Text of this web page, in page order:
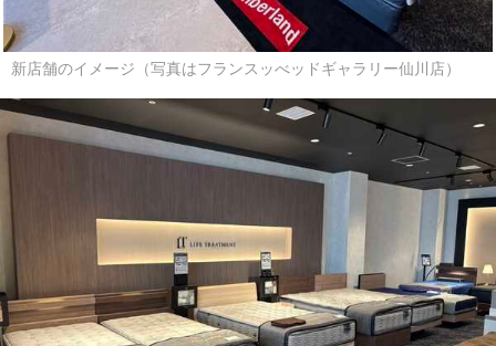
新店舗のイメージ（写真はフランスッべッドギャラリー仙川店）